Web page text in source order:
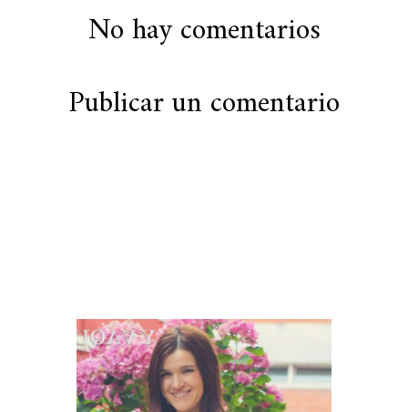
No hay comentarios
Publicar un comentario